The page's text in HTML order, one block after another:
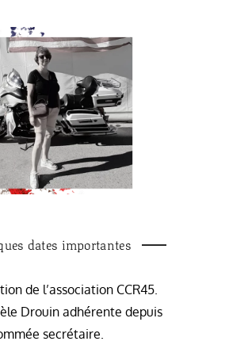
dates importantes
de l’association CCR45.
Drouin adhérente depuis
secrétaire.